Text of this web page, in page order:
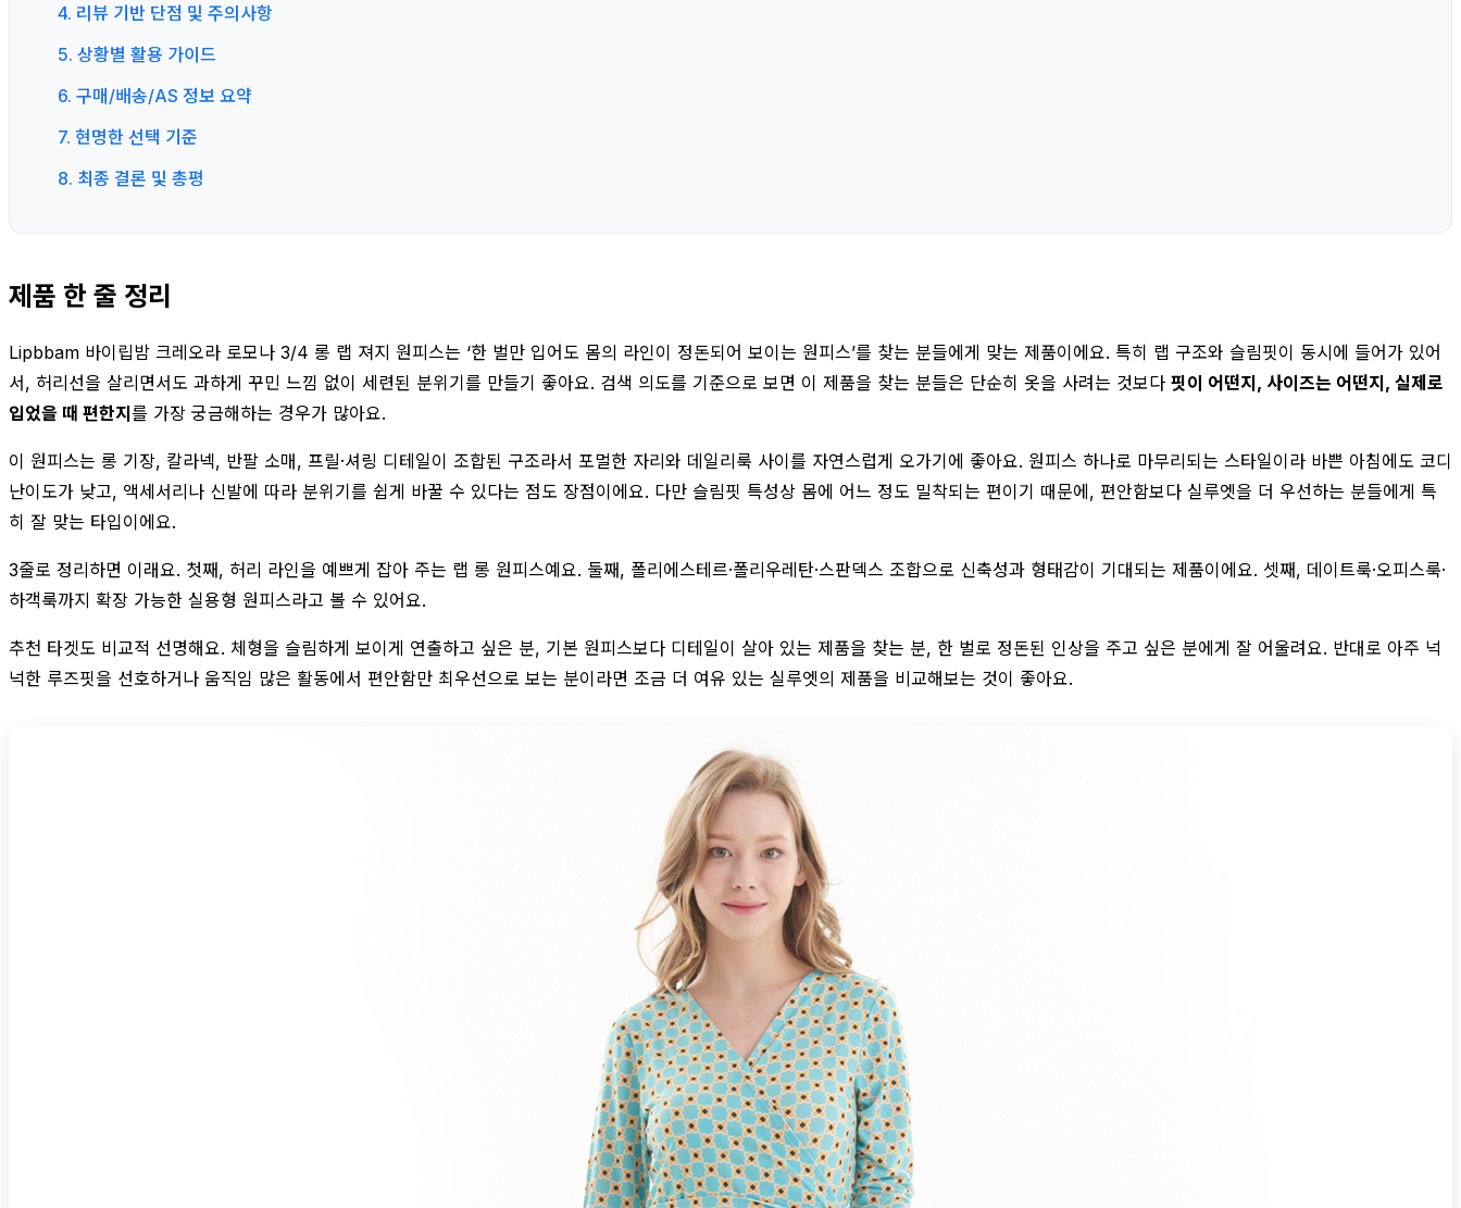
4. 리뷰 기반 단점 및 주의사항
5. 상황별 활용 가이드
6. 구매/배송/AS 정보 요약
7. 현명한 선택 기준
8. 최종 결론 및 총평
제품 한 줄 정리
Lipbbam 바이립밤 크레오라 로모나 3/4 롱 랩 져지 원피스는 ‘한 벌만 입어도 몸의 라인이 정돈되어 보이는 원피스’를 찾는 분들에게 맞는 제품이에요. 특히 랩 구조와 슬림핏이 동시에 들어가 있어
서, 허리선을 살리면서도 과하게 꾸민 느낌 없이 세련된 분위기를 만들기 좋아요. 검색 의도를 기준으로 보면 이 제품을 찾는 분들은 단순히 옷을 사려는 것보다 핏이 어떤지, 사이즈는 어떤지, 실제로
입었을 때 편한지를 가장 궁금해하는 경우가 많아요.
이 원피스는 롱 기장, 칼라넥, 반팔 소매, 프릴·셔링 디테일이 조합된 구조라서 포멀한 자리와 데일리룩 사이를 자연스럽게 오가기에 좋아요. 원피스 하나로 마무리되는 스타일이라 바쁜 아침에도 코디
난이도가 낮고, 액세서리나 신발에 따라 분위기를 쉽게 바꿀 수 있다는 점도 장점이에요. 다만 슬림핏 특성상 몸에 어느 정도 밀착되는 편이기 때문에, 편안함보다 실루엣을 더 우선하는 분들에게 특
히 잘 맞는 타입이에요.
3줄로 정리하면 이래요. 첫째, 허리 라인을 예쁘게 잡아 주는 랩 롱 원피스예요. 둘째, 폴리에스테르·폴리우레탄·스판덱스 조합으로 신축성과 형태감이 기대되는 제품이에요. 셋째, 데이트룩·오피스룩·
하객룩까지 확장 가능한 실용형 원피스라고 볼 수 있어요.
추천 타겟도 비교적 선명해요. 체형을 슬림하게 보이게 연출하고 싶은 분, 기본 원피스보다 디테일이 살아 있는 제품을 찾는 분, 한 벌로 정돈된 인상을 주고 싶은 분에게 잘 어울려요. 반대로 아주 넉
넉한 루즈핏을 선호하거나 움직임 많은 활동에서 편안함만 최우선으로 보는 분이라면 조금 더 여유 있는 실루엣의 제품을 비교해보는 것이 좋아요.